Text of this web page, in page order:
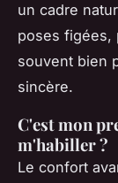
un cadre
poses figées,
souvent bien
sincère.
C'est mon
m'habiller ?
Le confort